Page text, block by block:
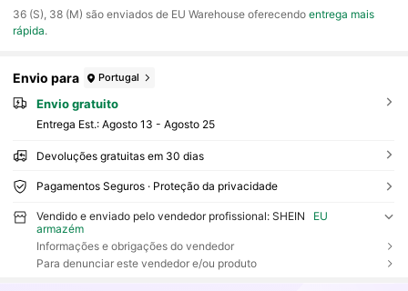
​36 (S), 38 (M) são enviados de EU Warehouse oferecendoentrega mais
rápida.
Envio para Portugal
Envio gratuito
Entrega Est.: Agosto 13 - Agosto 25
Devoluções gratuitas em 30 dias
Pagamentos Seguros · Proteção da privacidade
Vendido e enviado pelo vendedor profissional: SHEIN
EU
armazém
Informações e obrigações do vendedor
Para denunciar este vendedor e/ou produto